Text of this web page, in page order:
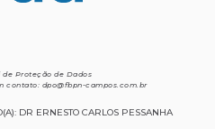
de Proteção de Dados
contato: dpo@fbpn-campos.com.br
DR ERNESTO CARLOS PESSANHA